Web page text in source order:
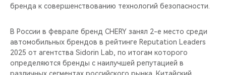
бренда к совершенствованию технологий безопасности.
В России в феврале бренд CHERY занял 2-е место среди
автомобильных брендов в рейтинге Reputation Leaders
2025 от агентства Sidorin Lab, по итогам которого
определяются бренды с наилучшей репутацией в
различных сегментах российского рынка. Китайский